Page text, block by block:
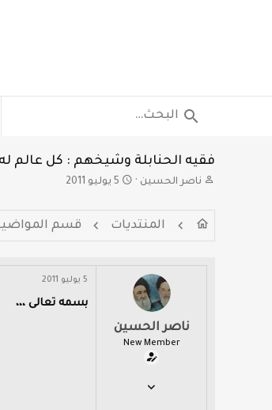
فقيه الحنابلة وشيخهم : كل عالم
ب
د
ئ
ا
ناصر الحسين
ت
ر
ي
خ
5 يوليو 2011
المنتديات قسم
ناصر الحسين
New Member
5 يوليو 2011
بسمه تعالى ،،،